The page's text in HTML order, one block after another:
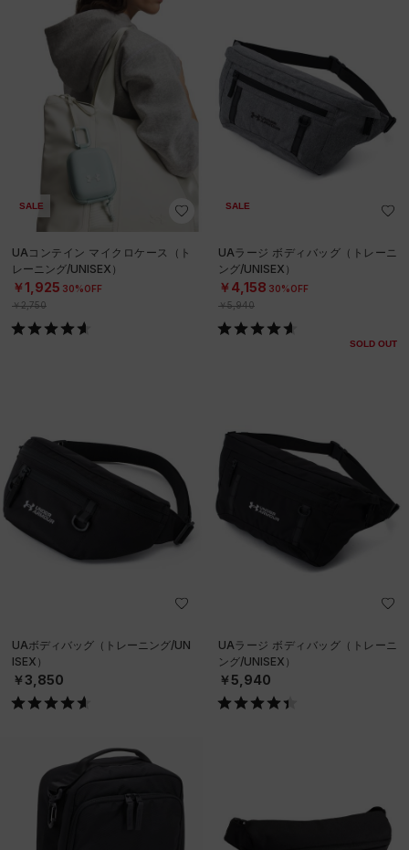
SALE
UAコンテイン マイクロケース（ト
レーニング/UNISEX）
￥1,925 30%OFF
￥2,750
SALE
UAラージ ボディバッグ（トレーニ
ング/UNISEX）
￥4,158 30%OFF
￥5,940
SOLD OUT
UAボディバッグ（トレーニング/UN
ISEX）
￥3,850
UAラージ ボディバッグ（トレーニ
ング/UNISEX）
￥5,940